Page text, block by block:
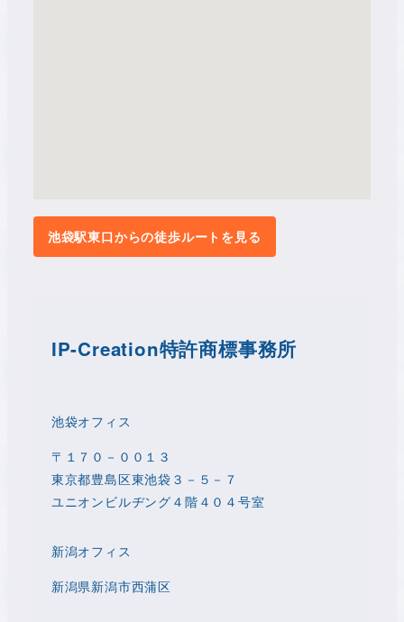
池袋駅東口からの徒歩ルートを見る
IP-Creation特許商標事務所
池袋オフィス
〒１７０－００１３
東京都豊島区東池袋３－５－７
ユニオンビルヂング４階４０４号室
新潟オフィス
新潟県新潟市西蒲区